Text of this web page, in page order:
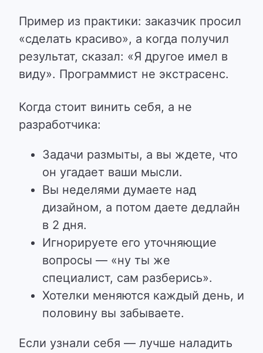
Пример из практики: заказчик просил
«сделать красиво», а когда получил
результат, сказал: «Я другое имел в
виду». Программист не экстрасенс.
Когда стоит винить себя, а не
разработчика:
Задачи размыты, а вы ждете, что
он угадает ваши мысли.
Вы неделями думаете над
дизайном, а потом даете дедлайн
в 2 дня.
Игнорируете его уточняющие
вопросы — «ну ты же
специалист, сам разберись».
Хотелки меняются каждый день, и
половину вы забываете.
Если узнали себя — лучше наладить